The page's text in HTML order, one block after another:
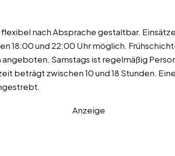
nach Absprache gestaltbar.
18:00 und 22:00 Uhr möglich.
Samstags ist regelmäßig
beträgt zwischen 10 und 18 Stunden.
Anzeige